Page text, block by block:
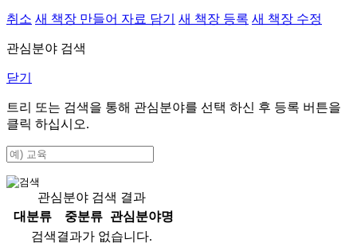
취소 새 책장 만들어 자료 담기 새 책장 등록 새 책장 수정
관심분야 검색
닫기
트리 또는 검색을 통해 관심분야를 선택 하신 후 등록 버튼을
클릭 하십시오.
관심분야 검색 결과
대분류
중분류
관심분야명
검색결과가 없습니다.